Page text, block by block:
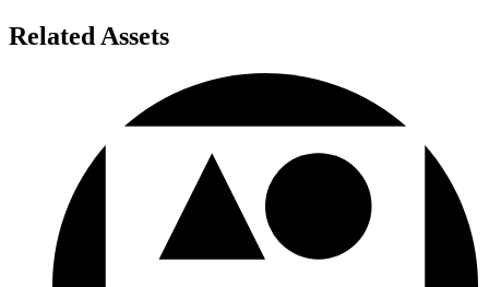
Related Assets